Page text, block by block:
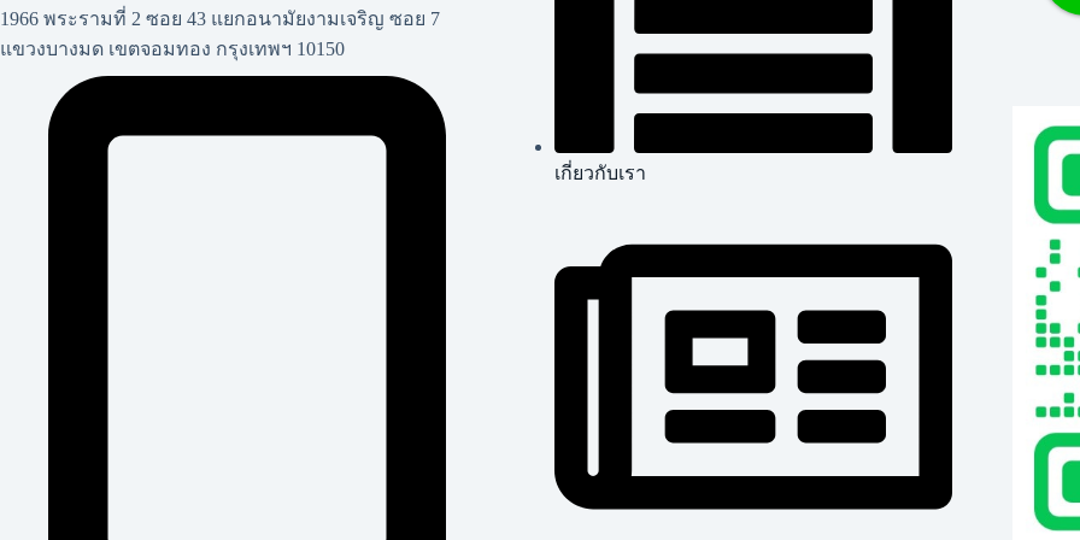
1966 พระรามที่ 2 ซอย 43 แยกอนามัยงามเจริญ ซอย 7
แขวงบางมด เขตจอมทอง กรุงเทพฯ 10150
เกี่ยวกับเรา